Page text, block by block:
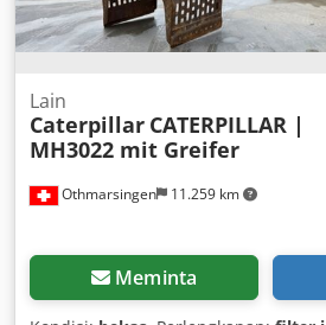
Othmarsingen 11.259 km
Lain
Caterpillar CATERPILLAR |
MH3022 mit Greifer
Meminta